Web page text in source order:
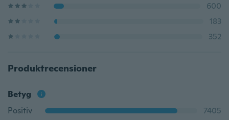
600
183
352
Produktrecensioner
Betyg
Positiv
7405